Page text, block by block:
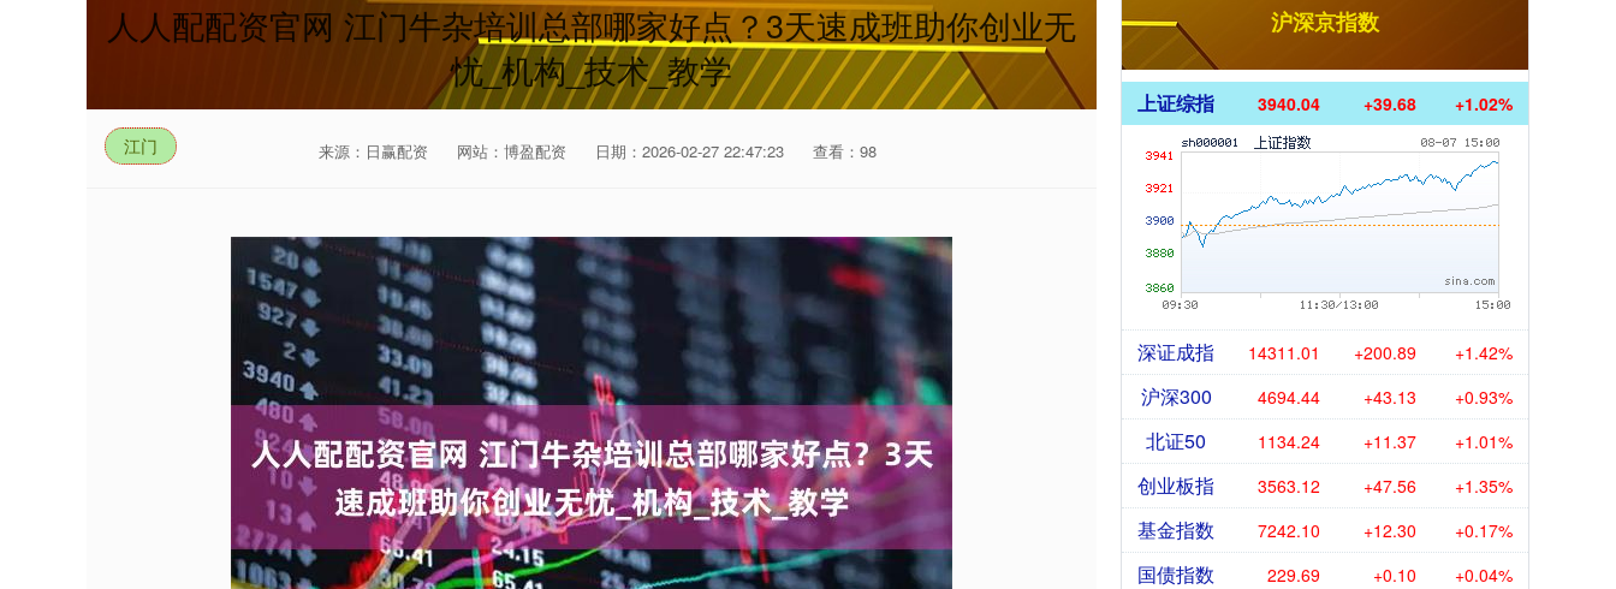
人人配配资官网 江门牛杂培训总部哪家好点？3天速成班助你创业无
忧_机构_技术_教学
江门 来源：日赢配资 网站：博盈配资 日期：2026-02-27 22:47:23 查看：98
沪深京指数
上证综指 3940.04 +39.68 +1.02%
深证成指 14311.01 +200.89 +1.42%
沪深300 4694.44 +43.13 +0.93%
北证50 1134.24 +11.37 +1.01%
创业板指 3563.12 +47.56 +1.35%
基金指数 7242.10 +12.30 +0.17%
国债指数 229.69 +0.10 +0.04%